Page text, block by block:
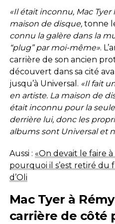
«Il était inconnu, Mac
maison de disque, tonne
connu la galère dans la
“plug” par moi-même».
carrière de son ancien
découvert dans sa cité
jusqu’à Universal. «Il fait
en artiste. La maison de
était inconnu pour la seule
derrière lui, donc les
albums sont Universal et
Aussi : «On devait le faire
pourquoi il s’est retiré du
d’Oli
Mac Tyer à
carrière de côté